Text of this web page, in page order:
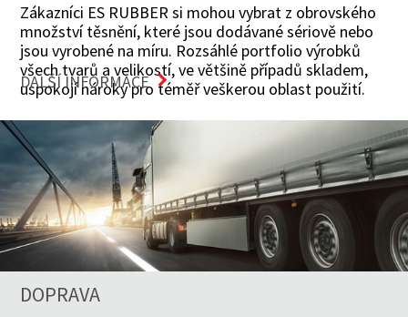
Zákazníci ES RUBBER si mohou vybrat z obrovského
množství těsnění, které jsou dodávané sériově nebo
jsou vyrobené na míru. Rozsáhlé portfolio výrobků
všech tvarů a velikostí, ve většině případů skladem,
uspokojí nároky pro téměř veškerou oblast použití.
DALŠÍ INFORMACE
DOPRAVA